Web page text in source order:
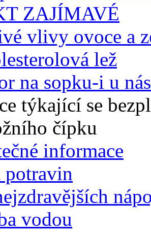
ZAJÍMAVÉ
vlivy ovoce a
lež
na sopku-i u
týkající se
čípku
informace
potravin
vodou